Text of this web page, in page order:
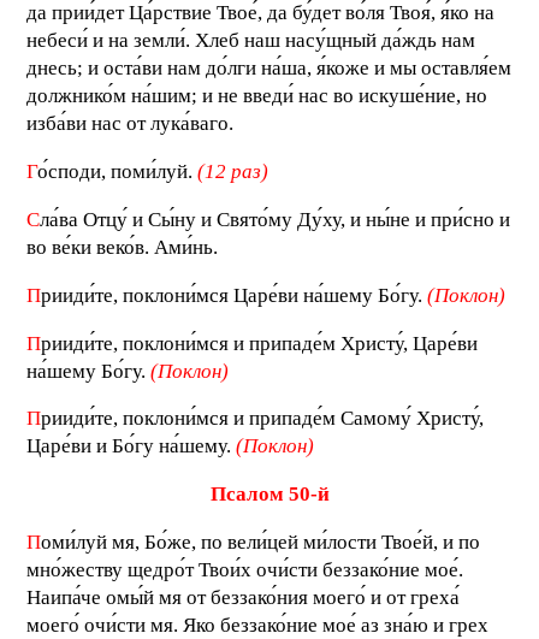
да прии́дет Ца́рствие Твое́, да бу́дет во́ля Твоя́, я́ко на
небеси́ и на земли́. Хлеб наш насу́щный да́ждь нам
днесь; и оста́ви нам до́лги на́ша, я́коже и мы оставля́ем
должнико́м на́шим; и не введи́ нас во искуше́ние, но
изба́ви нас от лука́ваго.
Го́споди, поми́луй.(12 раз)
Сла́ва Отцу́ и Сы́ну и Свято́му Ду́ху, и ны́не и при́сно и
во ве́ки веко́в. Ами́нь.
Прииди́те, поклони́мся Царе́ви на́шему Бо́гу.(Поклон)
Прииди́те, поклони́мся и припаде́м Христу́, Царе́ви
на́шему Бо́гу.(Поклон)
Прииди́те, поклони́мся и припаде́м Самому́ Христу́,
Царе́ви и Бо́гу на́шему.(Поклон)
Псалом 50-й
Поми́луй мя, Бо́же, по вели́цей ми́лости Твое́й, и по
мно́жеству щедро́т Твои́х очи́сти беззако́ние мое́.
Наипа́че омы́й мя от беззако́ния моего́ и от греха́
моего́ очи́сти мя. Яко беззако́ние мое́ аз зна́ю и грех